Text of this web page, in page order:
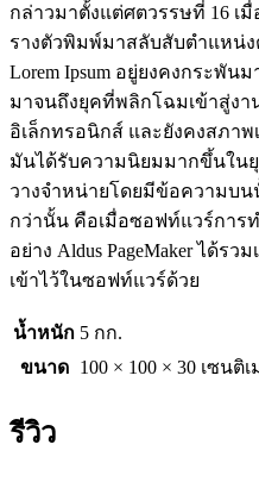
กล่าวมาตั้งแต่ศตวรรษที่ 16 เ
รางตัวพิมพ์มาสลับสับตำแหน่
Lorem Ipsum อยู่ยงคงกระพัน
มาจนถึงยุคที่พลิกโฉมเข้าสู่งา
อิเล็กทรอนิกส์ และยังคงสภาพ
มันได้รับความนิยมมากขึ้นในยุ
วางจำหน่ายโดยมีข้อความบน
กว่านั้น คือเมื่อซอฟท์แวร์การท
อย่าง Aldus PageMaker ได้รว
เข้าไว้ในซอฟท์แวร์ด้วย
น้ำหนัก 5 กก.
ขนาด
100 × 100 × 30 เซนติเ
รีวิว